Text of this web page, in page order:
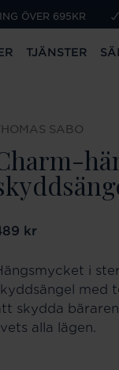
ÖVER 695KR
TJÄNSTER
SABO
:489 kr
kr
i
med
skydda
alla lägen.